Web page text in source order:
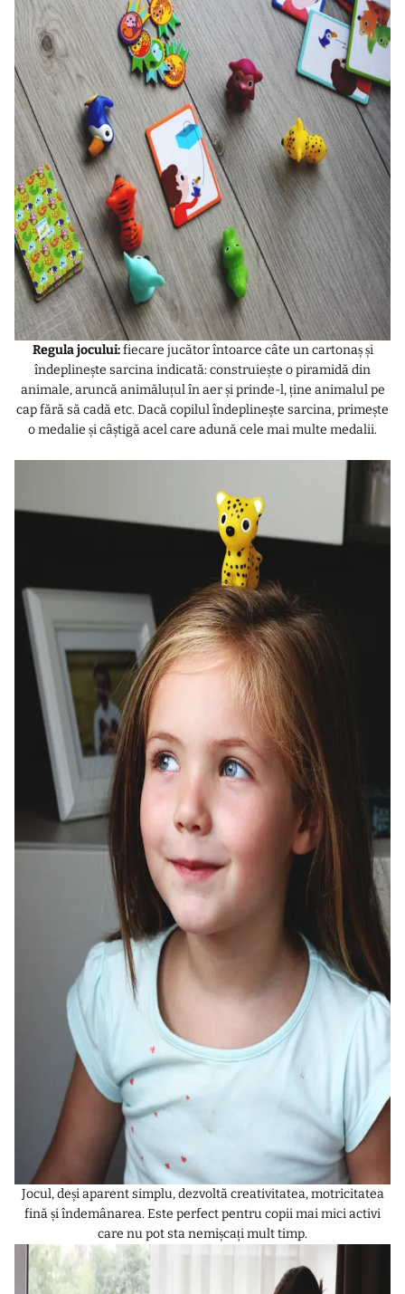
Regula jocului:fiecare jucător întoarce câte un cartonaș și
îndeplinește sarcina indicată: construiește o piramidă din
animale, aruncă animăluțul în aer și prinde-l, ține animalul pe
cap fără să cadă etc. Dacă copilul îndeplinește sarcina, primește
o medalie și câștigă acel care adună cele mai multe medalii.
Jocul, deși aparent simplu, dezvoltă creativitatea, motricitatea
fină și îndemânarea. Este perfect pentru copii mai mici activi
care nu pot sta nemișcați mult timp.